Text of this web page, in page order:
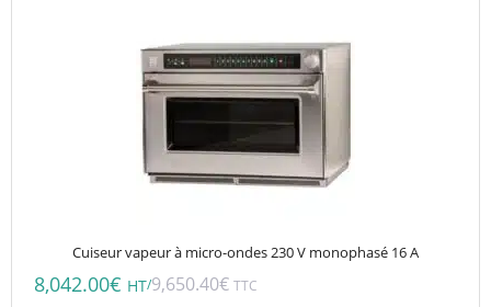
Cuiseur vapeur à micro-ondes 230 V monophasé 16 A
8,042.00€ HT/9,650.40€ TTC